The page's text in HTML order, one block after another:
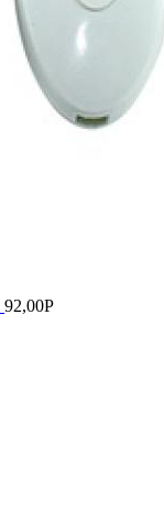
92,00Р